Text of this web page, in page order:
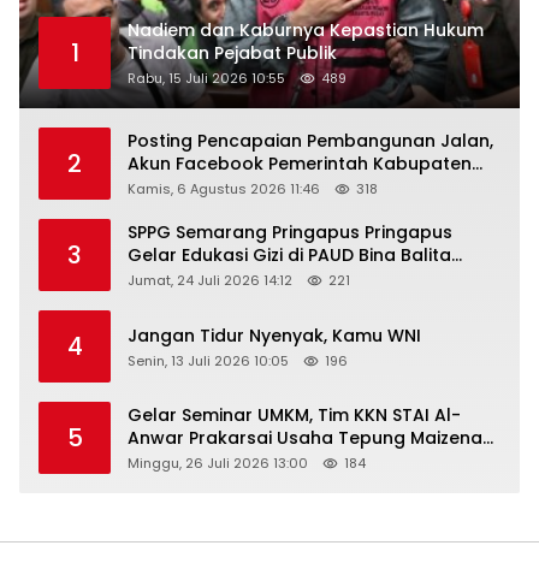
1
Nadiem dan Kaburnya Kepastian Hukum
Tindakan Pejabat Publik
Rabu, 15 Juli 2026 10:55 489
2
Posting Pencapaian Pembangunan Jalan,
Akun Facebook Pemerintah Kabupaten
Rembang “Dirujak” Warganet
Kamis, 6 Agustus 2026 11:46 318
3
SPPG Semarang Pringapus Pringapus
Gelar Edukasi Gizi di PAUD Bina Balita
Peringati Hari Anak Nasional 2026
Jumat, 24 Juli 2026 14:12 221
4 Jangan Tidur Nyenyak, Kamu WNI
Senin, 13 Juli 2026 10:05 196
5
Gelar Seminar UMKM, Tim KKN STAI Al-
Anwar Prakarsai Usaha Tepung Maizena
di Logung
Minggu, 26 Juli 2026 13:00 184